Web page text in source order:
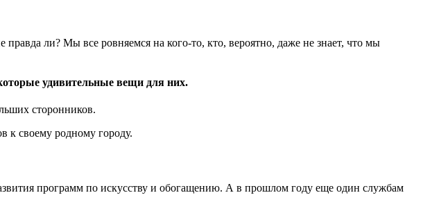
ли? Мы все ровняемся на кого-то, кто, вероятно, даже не знает, что мы
удивительные вещи для них.
сторонников.
к своему родному городу.
программ по искусству и обогащению. А в прошлом году еще один службам